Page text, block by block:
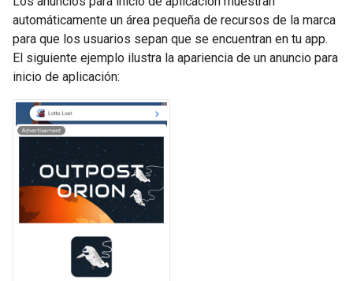
automáticamente un área pequeña de recursos de la marca
para que los usuarios sepan que se encuentran en tu app.
El siguiente ejemplo ilustra la apariencia de un anuncio para
inicio de aplicación: